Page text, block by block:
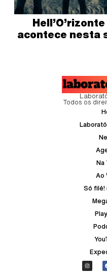
acontece nesta
Todos os
Na
Ao
Só filé!